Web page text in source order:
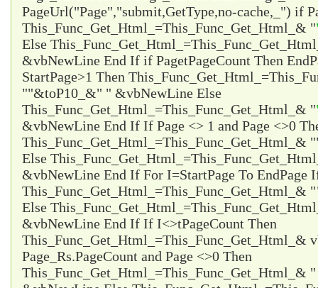
PageUrl("Page","submit,GetType,no-cache,_") if
This_Func_Get_Html_=This_Func_Get_Html_& "
Else
&vbNewLine End If if PagetPageCount Then
StartPage>1 Then
""&toP10_&" " &vbNewLine Else
This_Func_Get_Html_=This_Func_Get_Html_& "
&vbNewLine End If If Page <> 1 and Page <>0
This_Func_Get_Html_=This_Func_Get_Html_& "
Else
&vbNewLine End If For I=StartPage To EndPage
This_Func_Get_Html_=This_Func_Get_Html_& "
Else
&vbNewLine End If If I<>tPageCount Then
This_Func_Get_Html_=This_Func_Get_Html_&
Page_Rs.PageCount and Page <>0 Then
This_Func_Get_Html_=This_Func_Get_Html_&